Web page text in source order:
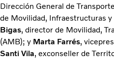
Dirección General de
de Movilidad, Infraestructuras
Bigas, director de Movilidad,
(AMB); y Marta Farrés,
Santi Vila, exconseller de